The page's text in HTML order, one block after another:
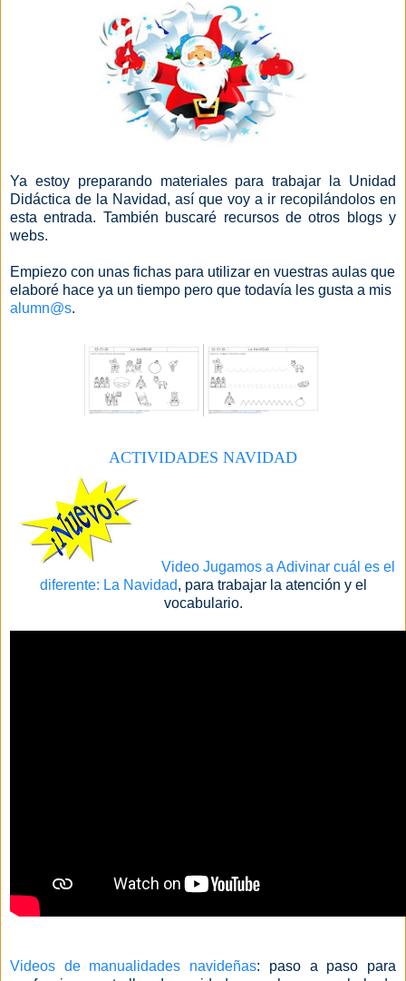
Ya estoy preparando materiales para trabajar la Unidad
Didáctica de la Navidad, así que voy a ir recopilándolos en
esta entrada. También buscaré recursos de otros blogs y
webs.
Empiezo con unas fichas para utilizar en vuestras aulas que
elaboré hace ya un tiempo pero que todavía les gusta a mis
alumn@s.
ACTIVIDADES NAVIDAD
Video Jugamos a Adivinar cuál es el
diferente: La Navidad, para trabajar la atención y el
vocabulario.
Videos de manualidades navideñas: paso a paso para